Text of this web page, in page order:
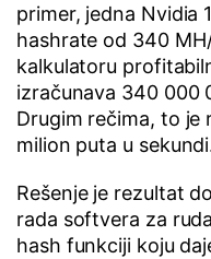
primer, jedna Nvidia
hashrate od 340
kalkulatoru
izračunava 340 000
Drugim rečima, to je
milion puta u
Rešenje je rezultat
rada softvera za
hash funkciji koju